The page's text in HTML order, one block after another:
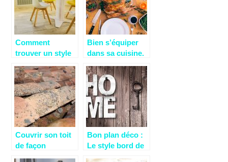
Comment
trouver un style
intérieur ?
Bien s’équiper
dans sa cuisine.
Couvrir son toit
de façon
Bon plan déco :
Le style bord de